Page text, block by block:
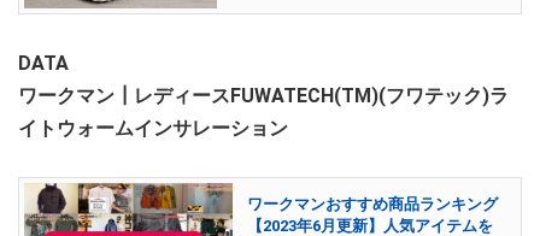
DATA
ワークマン┃レディースFUWATECH(TM)(フワテック)ラ
イトウォームインサレーション
ワークマンおすすめ商品ランキング
【2023年6月更新】人気アイテムを